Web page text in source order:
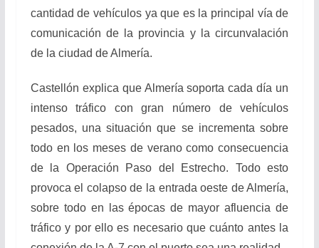
cantidad de vehículos ya que es la principal vía de
comunicación de la provincia y la circunvalación
de la ciudad de Almería.
Castellón explica que Almería soporta cada día un
intenso tráfico con gran número de vehículos
pesados, una situación que se incrementa sobre
todo en los meses de verano como consecuencia
de la Operación Paso del Estrecho. Todo esto
provoca el colapso de la entrada oeste de Almería,
sobre todo en las épocas de mayor afluencia de
tráfico y por ello es necesario que cuánto antes la